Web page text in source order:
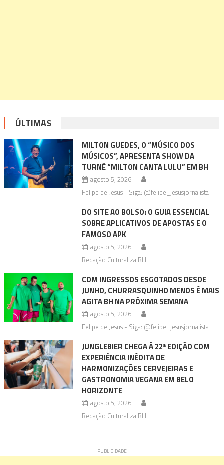
ÚLTIMAS
MILTON GUEDES, O “MÚSICO DOS
MÚSICOS”, APRESENTA SHOW DA
TURNÊ “MILTON CANTA LULU” EM BH
agosto 5, 2026
Felipe de Jesus - Siga: @felipe_jesusjornalista
DO SITE AO BOLSO: O GUIA ESSENCIAL
SOBRE APLICATIVOS DE APOSTAS E O
FAMOSO APK
agosto 5, 2026
Redação Culturaliza BH
COM INGRESSOS ESGOTADOS DESDE
JUNHO, CHURRASQUINHO MENOS É MAIS
AGITA BH NA PRÓXIMA SEMANA
agosto 5, 2026
Felipe de Jesus - Siga: @felipe_jesusjornalista
JUNGLEBIER CHEGA À 22ª EDIÇÃO COM
EXPERIÊNCIA INÉDITA DE
HARMONIZAÇÕES CERVEJEIRAS E
GASTRONOMIA VEGANA EM BELO
HORIZONTE
agosto 5, 2026
Redação Culturaliza BH